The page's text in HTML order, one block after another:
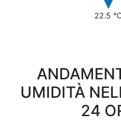
22.5
UMIDITÀ
24